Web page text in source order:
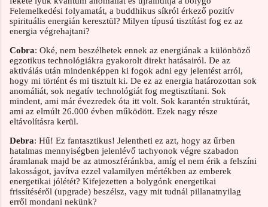
Felemelkedési folyamatát, a buddhikus síkról érkező pozitív
spirituális energián keresztül? Milyen típusú tisztítást fog ez az
energia végrehajtani?
Cobra: Oké, nem beszélhetek ennek az energiának a különböző
egzotikus technológiákra gyakorolt direkt hatásairól. De az
aktiválás után mindenképpen ki fogok adni egy jelentést arról,
hogy mi történt és mi tisztult ki. De ez az energia határozottan sok
anomáliát, sok negatív technológiát fog megtisztítani. Sok
mindent, ami már évezredek óta itt volt. Sok karantén struktúrát,
ami az elmúlt 26.000 évben működött. Ezek nagy része
eltávolításra kerül.
Debra: Hű! Ez fantasztikus! Jelentheti ez azt, hogy az űrben
hatalmas mennyiségben jelenlévő tachyonok végre szabadon
áramlanak majd be az atmoszféránkba, amíg el nem érik a felszíni
lakosságot, javítva ezzel valamilyen mértékben az emberek
energetikai jólétét? Kifejezetten a bolygónk energetikai
frissítéséről (upgrade) beszélsz, vagy mit tudnál pillanatnyilag
erről mondani nekünk?